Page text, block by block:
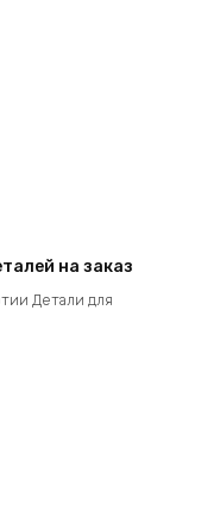
на заказ
Детали для